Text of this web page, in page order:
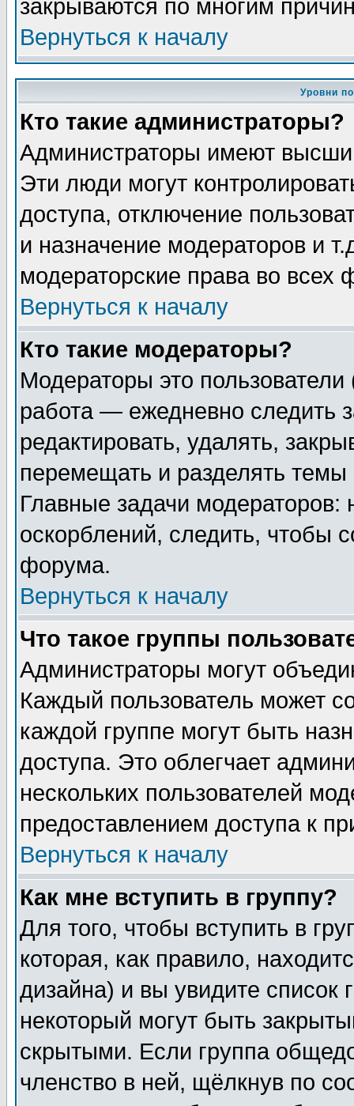
закрываются по многим
Вернуться к началу
Уровни
Кто такие администраторы?
Администраторы имеют
Эти люди могут
доступа, отключение
и назначение модераторов и
модераторские права во всех
Вернуться к началу
Кто такие модераторы?
Модераторы это
работа — ежедневно следить
редактировать, удалять,
перемещать и разделять
Главные задачи
оскорблений, следить, чтобы
форума.
Вернуться к началу
Что такое группы
Администраторы могут
Каждый пользователь может
каждой группе могут быть
доступа. Это облегчает
нескольких пользователей
предоставлением доступа к
Вернуться к началу
Как мне вступить в группу?
Для того, чтобы вступить в
которая, как правило,
дизайна) и вы увидите список
некоторый могут быть
скрытыми. Если группа
членство в ней, щёлкнув по